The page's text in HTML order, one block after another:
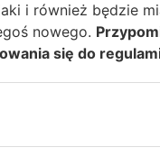
i również będzie
nowego.
się do